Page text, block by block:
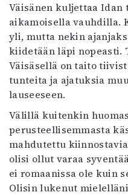
Väisänen kuljettaa Idan
aikamoisella vauhdilla.
yli, mutta nekin
kiidetään läpi
Väisäsellä on taito
tunteita ja ajatuksia
lauseeseen.
Välillä kuitenkin
perusteellisemmasta
mahdutettu
olisi ollut varaa
ei romaanissa ole kuin
Olisin lukenut